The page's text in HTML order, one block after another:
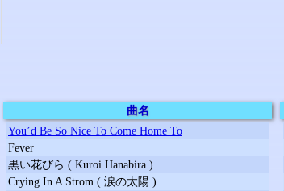
曲名
You’d Be So Nice To Come Home To
Fever
黒い花びら ( Kuroi Hanabira )
Crying In A Strom ( 涙の太陽 )